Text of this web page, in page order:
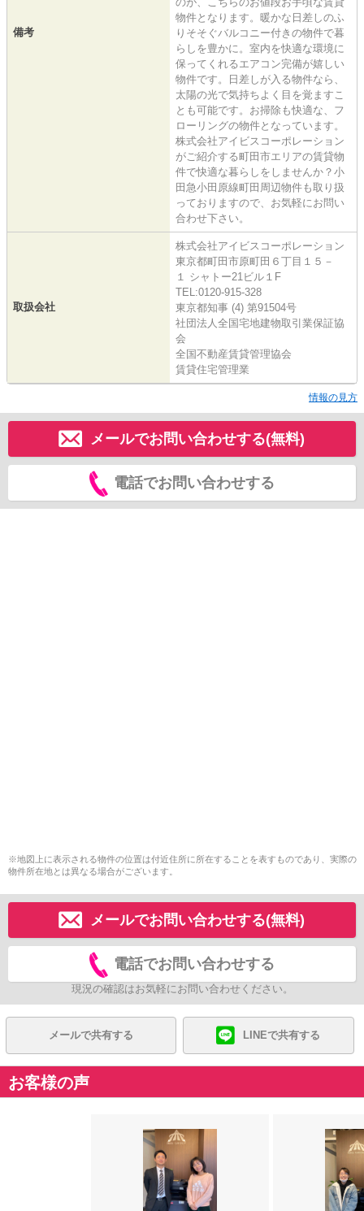
備考
物件となります。暖かな日差しのふ
りそそぐバルコニー付きの物件で暮
らしを豊かに。室内を快適な環境に
保ってくれるエアコン完備が嬉しい
物件です。日差しが入る物件なら、
太陽の光で気持ちよく目を覚ますこ
とも可能です。お掃除も快適な、フ
ローリングの物件となっています。
株式会社アイビスコーポレーション
がご紹介する町田市エリアの賃貸物
件で快適な暮らしをしませんか？小
田急小田原線町田周辺物件も取り扱
っておりますので、お気軽にお問い
合わせ下さい。
取扱会社
株式会社アイビスコーポレーション
東京都町田市原町田６丁目１５－
１ シャトー21ビル１F
TEL:0120-915-328
東京都知事 (4) 第91504号
社団法人全国宅地建物取引業保証協
会
全国不動産賃貸管理協会
賃貸住宅管理業
情報の見方
メールでお問い合わせする(無料)
電話でお問い合わせする
※地図上に表示される物件の位置は付近住所に所在することを表すものであり、実際の
物件所在地とは異なる場合がございます。
メールでお問い合わせする(無料)
電話でお問い合わせする
現況の確認はお気軽にお問い合わせください。
メールで共有する LINEで共有する
お客様の声